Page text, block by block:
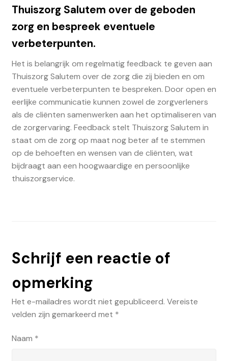
Thuiszorg Salutem over de geboden
zorg en bespreek eventuele
verbeterpunten.
Het is belangrijk om regelmatig feedback te geven aan
Thuiszorg Salutem over de zorg die zij bieden en om
eventuele verbeterpunten te bespreken. Door open en
eerlijke communicatie kunnen zowel de zorgverleners
als de cliënten samenwerken aan het optimaliseren van
de zorgervaring. Feedback stelt Thuiszorg Salutem in
staat om de zorg op maat nog beter af te stemmen
op de behoeften en wensen van de cliënten, wat
bijdraagt aan een hoogwaardige en persoonlijke
thuiszorgservice.
Schrijf een reactie of
opmerking
Het e-mailadres wordt niet gepubliceerd. Vereiste
velden zijn gemarkeerd met *
Naam *